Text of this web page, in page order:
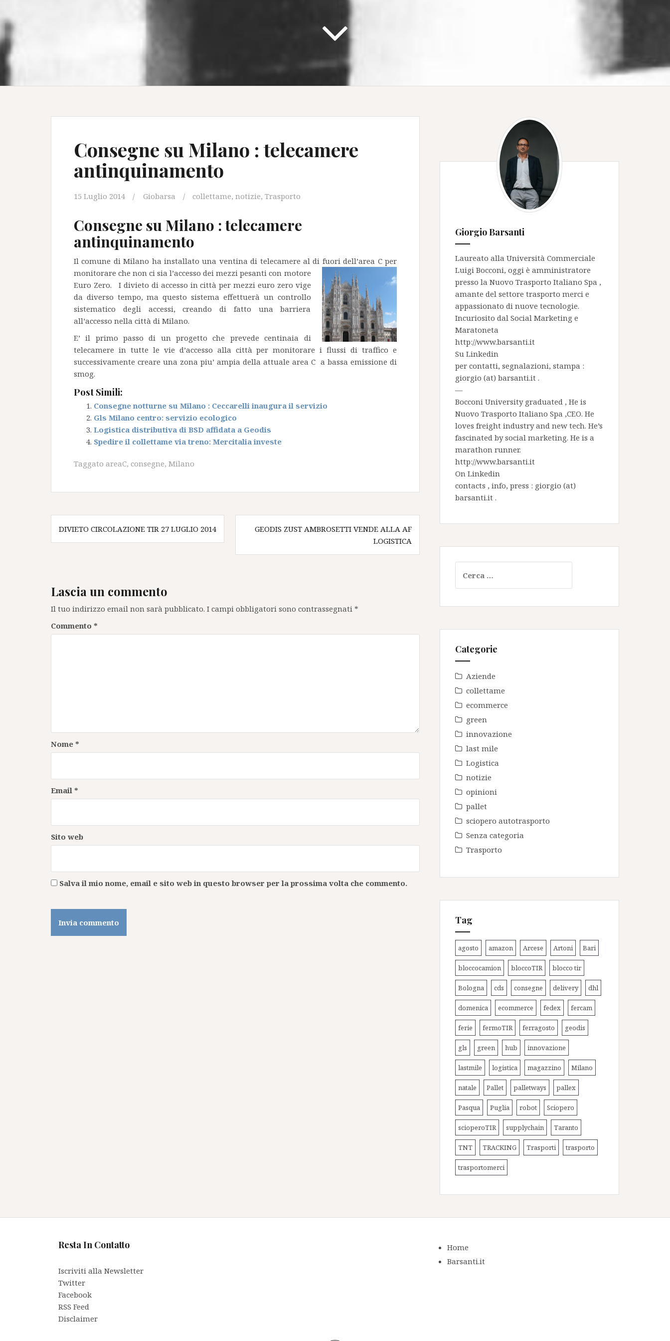
Consegne su Milano : telecamere
antinquinamento
15 Luglio 2014 Giobarsa collettame, notizie, Trasporto
Consegne su Milano : telecamere
antinquinamento
Il comune di Milano ha installato una ventina di telecamere al di fuori dell’area C per
monitorare che non ci sia l’accesso dei mezzi pesanti con motore
Euro Zero. I divieto di accesso in città per mezzi euro zero vige
da diverso tempo, ma questo sistema effettuerà un controllo
sistematico degli accessi, creando di fatto una barriera
all’accesso nella città di Milano.
E’ il primo passo di un progetto che prevede centinaia di
telecamere in tutte le vie d’accesso alla città per monitorare i flussi di traffico e
successivamente creare una zona piu’ ampia della attuale area C a bassa emissione di
smog.
Post Simili:
Consegne notturne su Milano : Ceccarelli inaugura il servizio
Gls Milano centro: servizio ecologico
Logistica distributiva di BSD affidata a Geodis
Spedire il collettame via treno: Mercitalia investe
Taggato areaC, consegne, Milano
Navigazione
articoli
DIVIETO CIRCOLAZIONE TIR 27 LUGLIO 2014
GEODIS ZUST AMBROSETTI VENDE ALLA AF
LOGISTICA
Lascia un commento
Il tuo indirizzo email non sarà pubblicato. I campi obbligatori sono contrassegnati *
Commento *
Nome *
Email *
Sito web
Salva il mio nome, email e sito web in questo browser per la prossima volta che commento.
Giorgio Barsanti
Laureato alla Università Commerciale
Luigi Bocconi, oggi è amministratore
presso la Nuovo Trasporto Italiano Spa ,
amante del settore trasporto merci e
appassionato di nuove tecnologie.
Incuriosito dal Social Marketing e
Maratoneta
http://www.barsanti.it
Su Linkedin
per contatti, segnalazioni, stampa :
giorgio (at) barsanti.it .
—
Bocconi University graduated , He is
Nuovo Trasporto Italiano Spa ,CEO. He
loves freight industry and new tech. He’s
fascinated by social marketing. He is a
marathon runner.
http://www.barsanti.it
On Linkedin
contacts , info, press : giorgio (at)
barsanti.it .
per:
Categorie
Aziende
collettame
ecommerce
green
innovazione
last mile
Logistica
notizie
opinioni
pallet
sciopero autotrasporto
Senza categoria
Trasporto
Tag
agosto amazon Arcese Artoni Bari
bloccocamion bloccoTIR blocco tir
Bologna cds consegne delivery dhl
domenica ecommerce fedex fercam
ferie fermoTIR ferragosto geodis
gls green hub innovazione
lastmile logistica magazzino Milano
natale Pallet palletways pallex
Pasqua Puglia robot Sciopero
scioperoTIR supplychain Taranto
TNT TRACKING Trasporti trasporto
trasportomerci
Resta In Contatto
Iscriviti alla Newsletter
Twitter
Facebook
RSS Feed
Disclaimer
Home
Barsanti.it